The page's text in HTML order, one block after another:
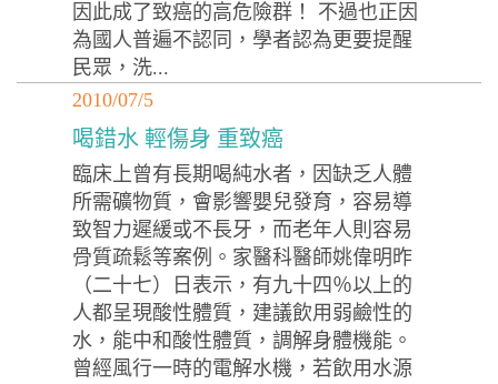
因此成了致癌的高危險群！ 不過也正因
為國人普遍不認同，學者認為更要提醒
民眾，洗...
2010/07/5
喝錯水 輕傷身 重致癌
臨床上曾有長期喝純水者，因缺乏人體
所需礦物質，會影響嬰兒發育，容易導
致智力遲緩或不長牙，而老年人則容易
骨質疏鬆等案例。家醫科醫師姚偉明昨
（二十七）日表示，有九十四％以上的
人都呈現酸性體質，建議飲用弱鹼性的
水，能中和酸性體質，調解身體機能。
曾經風行一時的電解水機，若飲用水源